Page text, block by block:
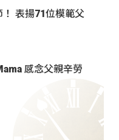
表揚71位模範父
感念父親辛勞